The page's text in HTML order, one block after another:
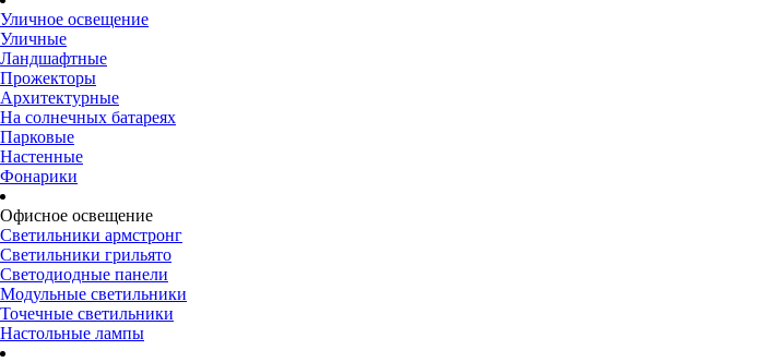
Уличное освещение
Уличные
Ландшафтные
Прожекторы
Архитектурные
На солнечных батареях
Парковые
Настенные
Фонарики
Офисное освещение
Светильники армстронг
Светильники грильято
Светодиодные панели
Модульные светильники
Точечные светильники
Настольные лампы